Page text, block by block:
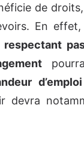
de
En effet,
d’emploi
devra